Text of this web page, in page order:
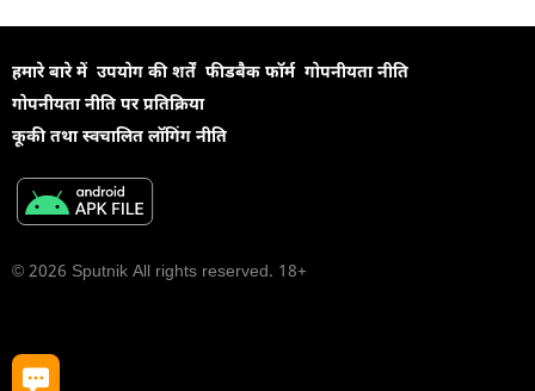
हमारे बारे में उपयोग की शर्तें फीडबैक फॉर्म गोपनीयता नीति
गोपनीयता नीति पर प्रतिक्रिया
कूकी तथा स्वचालित लॉगिंग नीति
© 2026 Sputnik All rights reserved. 18+